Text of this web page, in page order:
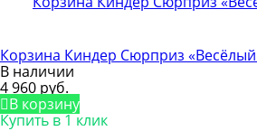
Корзина Киндер Сюрприз «Весёлый
В наличии
4 960 руб.
В корзину
Купить в 1 клик